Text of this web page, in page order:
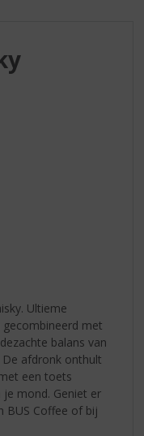
Ultieme
met
balans van
afdronk onthult
een toets
mond. Geniet er
BUS Coffee of bij